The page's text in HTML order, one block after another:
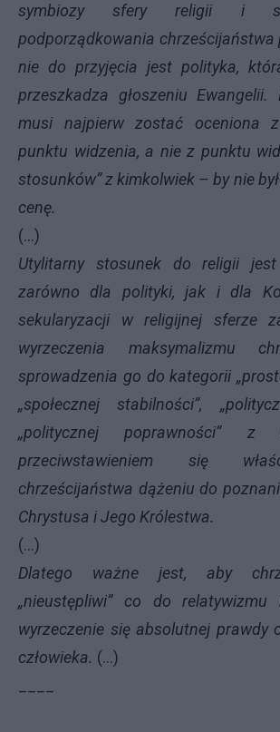
symbiozy sfery religii i
podporządkowania chrześcijaństwa
nie do przyjęcia jest polityka,
przeszkadza głoszeniu Ewangelii.
musi najpierw zostać oceniona
punktu widzenia, a nie z punktu
stosunków” z kimkolwiek – by nie
cenę.
(...)
Utylitarny stosunek do religii jest
zarówno dla polityki, jak i dla
sekularyzacji w religijnej sferze
wyrzeczenia maksymalizmu
sprowadzenia go do kategorii
„społecznej stabilności”,
„politycznej poprawności” z
przeciwstawieniem się
chrześcijaństwa dążeniu do
Chrystusa i Jego Królestwa.
(...)
Dlatego ważne jest, aby
„nieustępliwi” co do relatywizmu
wyrzeczenie się absolutnej prawdy
człowieka. (...)